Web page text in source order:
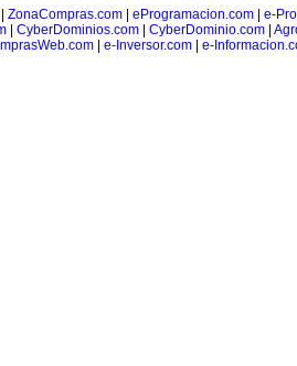
ZonaCompras.com eProgramacion.com e-
| CyberDominios.com| CyberDominio.com|
e-Inversor.com e-